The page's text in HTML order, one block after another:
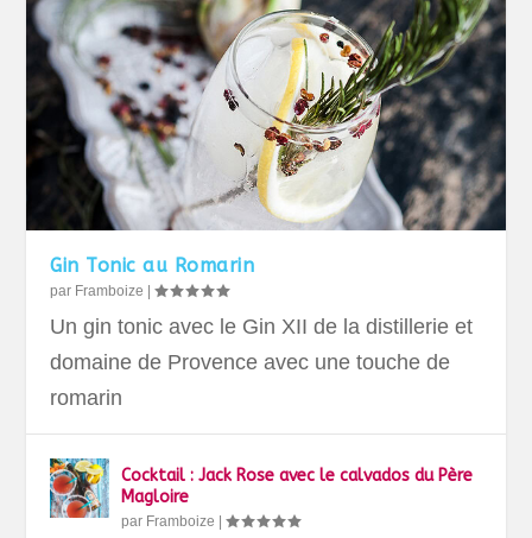
Gin Tonic au Romarin
par Framboize |
Un gin tonic avec le Gin XII de la distillerie et
domaine de Provence avec une touche de
romarin
Cocktail : Jack Rose avec le calvados du Père
Magloire
par Framboize |